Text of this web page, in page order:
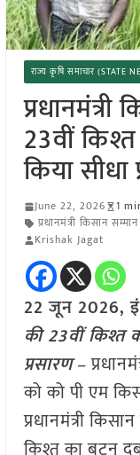
राज्य कृषि समाचार (STATE
23वीं
किया सीधा
June 22, 2026
1
प्रधानमंत्री किसान
Krishak Jagat
22 जून 2026,
की 23वीं
प्रसारण–
को को पी एम
प्रधानमंत्री